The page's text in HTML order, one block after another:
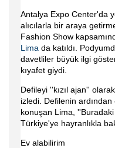
Antalya Expo Center'da
alıcılarla bir araya
Fashion Show
Lima da katıldı.
davetliler büyük ilgi
kıyafet giydi.
Defileyi ''kızıl ajan''
izledi. Defilenin ardından
konuşan Lima,
Türkiye'ye hayranlıkla
Ev alabilirim